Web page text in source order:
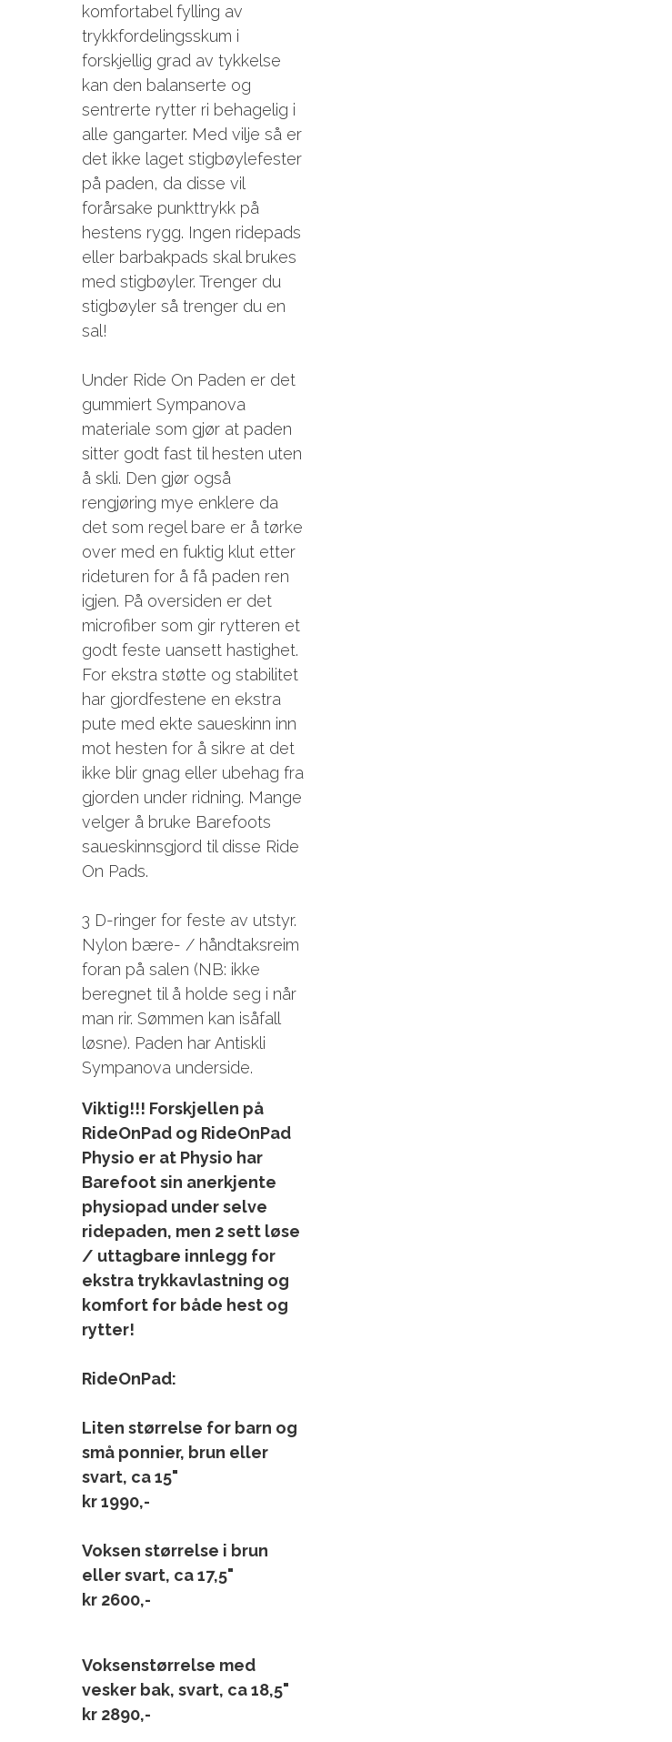
komfortabel fylling av
trykkfordelingsskum i
forskjellig grad av tykkelse
kan den balanserte og
sentrerte rytter ri behagelig i
alle gangarter. Med vilje så er
det ikke laget stigbøylefester
på paden, da disse vil
forårsake punkttrykk på
hestens rygg. Ingen ridepads
eller barbakpads skal brukes
med stigbøyler. Trenger du
stigbøyler så trenger du en
sal!
Under Ride On Paden er det
gummiert Sympanova
materiale som gjør at paden
sitter godt fast til hesten uten
å skli. Den gjør også
rengjøring mye enklere da
det som regel bare er å tørke
over med en fuktig klut etter
rideturen for å få paden ren
igjen. På oversiden er det
microfiber som gir rytteren et
godt feste uansett hastighet.
For ekstra støtte og stabilitet
har gjordfestene en ekstra
pute med ekte saueskinn inn
mot hesten for å sikre at det
ikke blir gnag eller ubehag fra
gjorden under ridning. Mange
velger å bruke Barefoots
saueskinnsgjord til disse Ride
On Pads.
3 D-ringer for feste av utstyr.
Nylon bære- / håndtaksreim
foran på salen (NB: ikke
beregnet til å holde seg i når
man rir. Sømmen kan isåfall
løsne). Paden har Antiskli
Sympanova underside.
Viktig!!! Forskjellen på
RideOnPad og RideOnPad
Physio er at Physio har
Barefoot sin anerkjente
physiopad under selve
ridepaden, men 2 sett løse
/ uttagbare innlegg for
ekstra trykkavlastning og
komfort for både hest og
rytter!
RideOnPad:
Liten størrelse for barn og
små ponnier, brun eller
svart, ca 15"
kr 1990,-
Voksen størrelse i brun
eller svart, ca 17,5"
kr 2600,-
Voksenstørrelse med
vesker bak, svart, ca 18,5"
kr 2890,-